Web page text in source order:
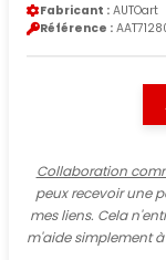
Fabricant : AUTOart
Référence :
Collaboration
peux recevoir une
mes liens. Cela
m'aide simplement